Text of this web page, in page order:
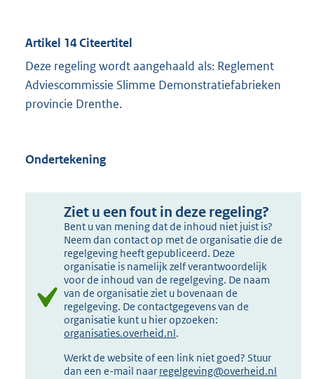
Artikel 14 Citeertitel
Deze regeling wordt aangehaald als: Reglement
Adviescommissie Slimme Demonstratiefabrieken
provincie Drenthe.
Ondertekening
Ziet u een fout in deze regeling?
Bent u van mening dat de inhoud niet juist is?
Neem dan contact op met de organisatie die de
regelgeving heeft gepubliceerd. Deze
organisatie is namelijk zelf verantwoordelijk
voor de inhoud van de regelgeving. De naam
van de organisatie ziet u bovenaan de
regelgeving. De contactgegevens van de
organisatie kunt u hier opzoeken:
organisaties.overheid.nl.
Werkt de website of een link niet goed? Stuur
dan een e-mail naar regelgeving@overheid.nl